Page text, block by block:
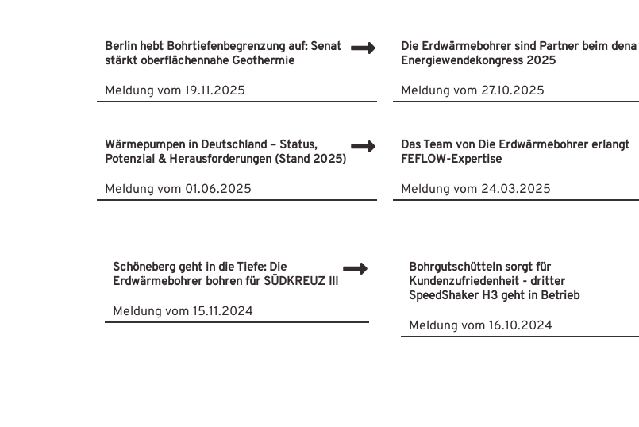
Berlin hebt Bohrtiefenbegrenzung auf: Senat
stärkt oberflächennahe Geothermie
Meldung vom 19.11.2025
Die Erdwärmebohrer sind Partner beim dena
Energiewendekongress 2025
Meldung vom 27.10.2025
Wärmepumpen in Deutschland – Status,
Potenzial & Herausforderungen (Stand 2025)
Meldung vom 01.06.2025
Das Team von Die Erdwärmebohrer erlangt
FEFLOW-Expertise
Meldung vom 24.03.2025
Schöneberg geht in die Tiefe: Die
Erdwärmebohrer bohren für SÜDKREUZ III
Meldung vom 15.11.2024
Bohrgutschütteln sorgt für
Kundenzufriedenheit - dritter
SpeedShaker H3 geht in Betrieb
Meldung vom 16.10.2024